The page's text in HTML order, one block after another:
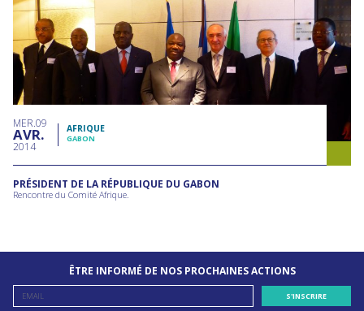
MER 09
AVR
2014
AFRIQUE
GABON
PRÉSIDENT DE LA RÉPUBLIQUE DU GABON
Rencontre du Comité Afrique.
ÊTRE INFORMÉ DE NOS PROCHAINES ACTIONS